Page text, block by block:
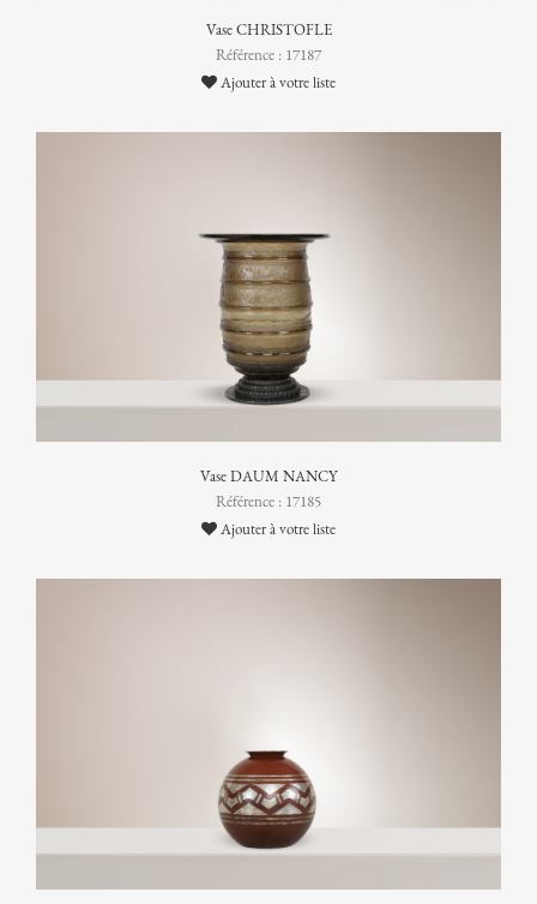
Vase CHRISTOFLE
Référence : 17187
Ajouter à votre liste
Vase DAUM NANCY
Référence : 17185
Ajouter à votre liste